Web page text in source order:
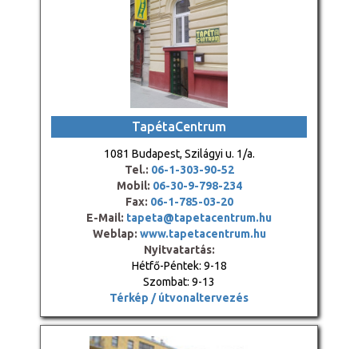
TapétaCentrum
1081 Budapest, Szilágyi u. 1/a.
Tel.: 06-1-303-90-52
Mobil: 06-30-9-798-234
Fax: 06-1-785-03-20
E-Mail: tapeta@tapetacentrum.hu
Weblap: www.tapetacentrum.hu
Nyitvatartás:
Hétfő-Péntek: 9-18
Szombat: 9-13
Térkép / útvonaltervezés